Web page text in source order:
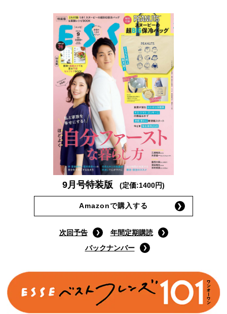
9月号特装版 (定価:1400円)
Amazonで購入する
次回予告
年間定期購読
バックナンバー